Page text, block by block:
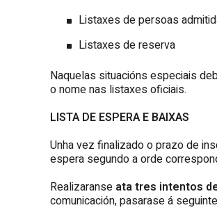
Listaxes de persoas
Listaxes de reserva
Naquelas situacións especiais
o nome nas listaxes oficiais.
LISTA DE ESPERA E BAIXAS
Unha vez finalizado o prazo de
espera segundo a orde
Realizaranse ata tres intentos
comunicación, pasarase á